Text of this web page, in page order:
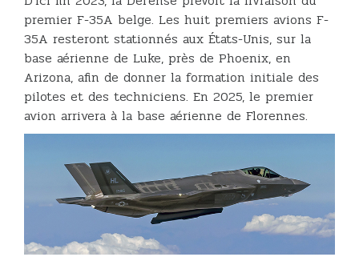
premier F-35A belge. Les huit premiers avions F-
35A resteront stationnés aux États-Unis, sur la
base aérienne de Luke, près de Phoenix, en
Arizona, afin de donner la formation initiale des
pilotes et des techniciens. En 2025, le premier
avion arrivera à la base aérienne de Florennes.